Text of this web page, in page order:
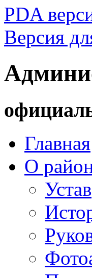
PDA
Версия
Главная
О
Устав